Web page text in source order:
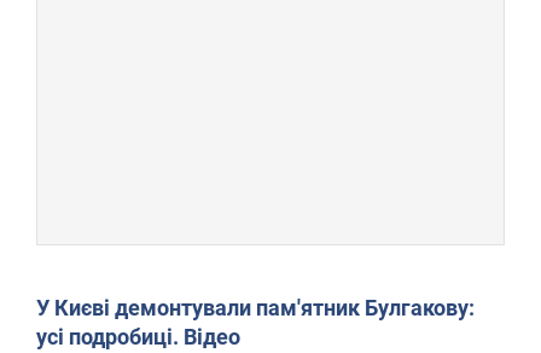
У Києві демонтували пам'ятник Булгакову:
усі подробиці. Відео